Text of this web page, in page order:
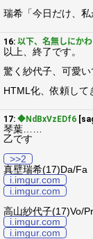
瑞希「今日だけ、私
16: 以下、名無しにか
以上、終了です。
驚く紗代子、可愛い
HTML化、依頼して
17: ◆NdBxVzEDf6
琴葉……
乙です
>>2
真壁瑞希(17)Da/Fa
i.imgur.com
i.imgur.com
高山紗代子(17)Vo/Pr
i.imgur.com
i.imgur.com